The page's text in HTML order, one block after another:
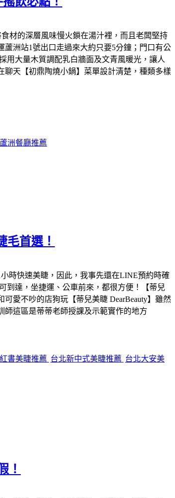
材的深層風味慢火鎖在湯汁裡，而且老闆堅持
洲站1號出口走過來大約只要5分鐘；門口有公
用大量木質調配乳白牆面及文青風暖光，讓人
天【初鼎陶燒小鍋】菜單設計清楚，種類多樣
蘆洲餐廳推薦
毛首選！
時快速美睫，因此，我事先還在LINE預約時確
到達，坐捷運、公車前來，都很方便！【蒂兒
愛不吵的店狗玩【蒂兒美睫 DearBeauty】雖然
師這區是蒂蒂老師授課及示範實作的地方
書美睫推薦 台北新中式美睫推薦 台北大安美
！